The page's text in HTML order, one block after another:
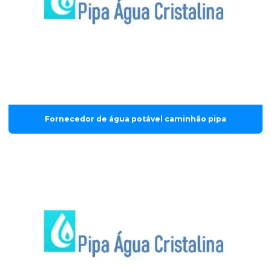
Fornecedor de água potável caminhão pipa